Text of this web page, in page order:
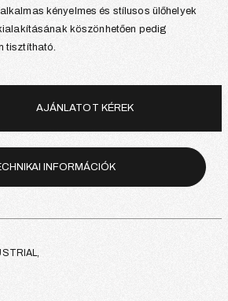
kényelmes és stílusos ülőhelyek
köszönhetően pedig
tisztítható.
AJÁNLATOT KÉREK
INFORMÁCIÓK